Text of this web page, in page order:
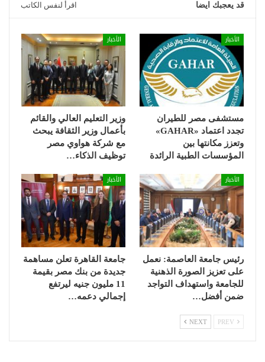
قد يعجبك ايضا اقرأ لنفس الكاتب
الأخبار
مستشفى مصر للطيران
تجدد اعتماد «GAHAR»
وتعزز مكانتها بين
المؤسسات الطبية الرائدة
الأخبار
وزير التعليم العالي والقائم
بأعمال وزير الثقافة يبحث
مع شركة هواوي مصر
توظيف الذكاء…
الأخبار
رئيس جامعة العاصمة: نعمل
على تعزيز الصورة الذهنية
للجامعة واستهداف التواجد
ضمن أفضل…
الأخبار
جامعة القاهرة تعلن مساهمة
جديدة من بنك مصر بقيمة
11 مليون جنيه ليرتفع
إجمالي دعمه…
NEXT